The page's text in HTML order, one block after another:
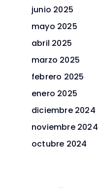
junio 2025
mayo 2025
abril 2025
marzo 2025
febrero 2025
enero 2025
diciembre 2024
noviembre 2024
octubre 2024